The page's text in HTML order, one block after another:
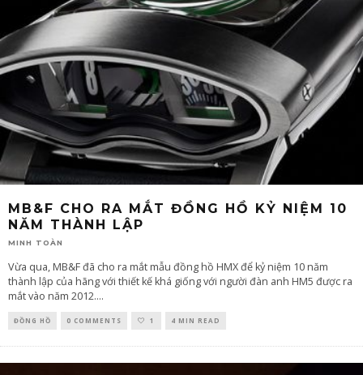
MB&F CHO RA MẮT ĐỒNG HỒ KỶ NIỆM 10
NĂM THÀNH LẬP
MINH TOÀN
Vừa qua, MB&F đã cho ra mắt mẫu đồng hồ HMX để kỷ niệm 10 năm
thành lập của hãng với thiết kế khá giống với người đàn anh HM5 được ra
mắt vào năm 2012....
ĐỒNG HỒ 0 COMMENTS 1 4 MIN READ